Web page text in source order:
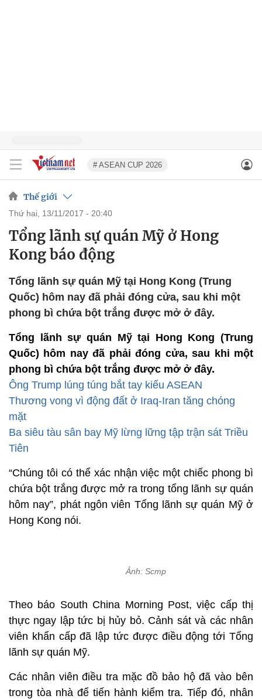
# ASEAN CUP 2026
Thế giới
thứ hai, 13/11/2017 - 20:40
Tổng lãnh sự quán Mỹ ở Hong
Kong báo động
Tổng lãnh sự quán Mỹ tại Hong Kong (Trung
Quốc) hôm nay đã phải đóng cửa, sau khi một
phong bì chứa bột trắng được mở ở đây.
Tổng lãnh sự quán Mỹ tại Hong Kong (Trung
Quốc) hôm nay đã phải đóng cửa, sau khi một
phong bì chứa bột trắng được mở ở đây.
Ông Trump lúng túng bắt tay kiểu ASEAN
Thương vong vì động đất ở Iraq-Iran tăng chóng
mặt
Ba siêu tàu sân bay Mỹ lừng lững tập trận sát Triều
Tiên
“Chúng tôi có thể xác nhận việc một chiếc phong bì
chứa bột trắng được mở ra trong tổng lãnh sự quán
hôm nay”, phát ngôn viên Tổng lãnh sự quán Mỹ ở
Hong Kong nói.
Ảnh: Scmp
Theo báo South China Morning Post, việc cấp thị
thực ngay lập tức bị hủy bỏ. Cảnh sát và các nhân
viên khẩn cấp đã lập tức được điều động tới Tổng
lãnh sự quán Mỹ.
Các nhân viên điều tra mặc đồ bảo hộ đã vào bên
trong tòa nhà để tiến hành kiểm tra. Tiếp đó, nhân